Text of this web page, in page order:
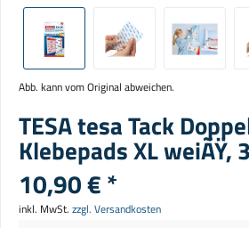
Abb. kann vom Original abweichen.
TESA tesa Tack
Klebepads XL weiÃŸ,
10,90 € *
inkl. MwSt. zzgl. Versandkosten